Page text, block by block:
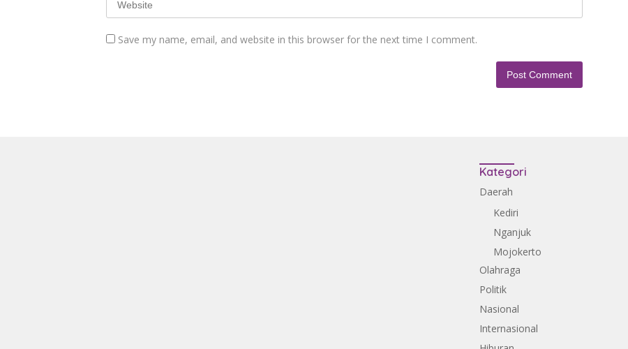
Save my name, email, and website in this browser for the next time I comment.
Kategori
Daerah
Kediri
Nganjuk
Mojokerto
Olahraga
Politik
Nasional
Internasional